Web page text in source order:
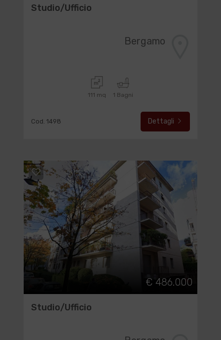
Studio/Ufficio
Bergamo
111 mq 1 Bagni
Cod. 1498 Dettagli
€ 486.000
Studio/Ufficio